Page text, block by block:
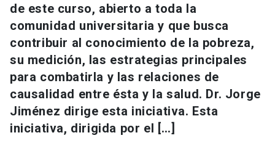
de este curso, abierto a toda la
comunidad universitaria y que busca
contribuir al conocimiento de la pobreza,
su medición, las estrategias principales
para combatirla y las relaciones de
causalidad entre ésta y la salud. Dr. Jorge
Jiménez dirige esta iniciativa. Esta
iniciativa, dirigida por el […]